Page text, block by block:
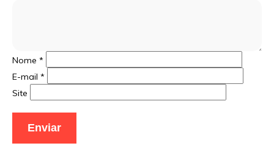
Nome *
E-mail *
Site